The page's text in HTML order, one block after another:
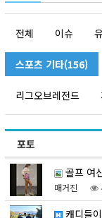
전체 이슈
스포츠 기타(156)
리그오브레전드
포토
골프 여
매거진
캐디들